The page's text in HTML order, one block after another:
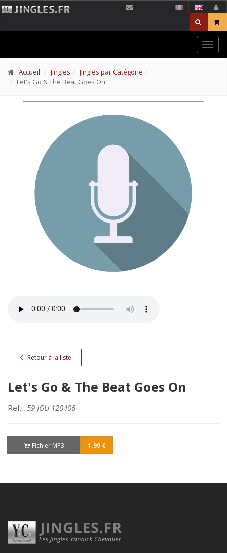
Accueil Jingles
Jingles par Catégorie
Let's Go & The Beat Goes On
Retour à la liste
Let's Go & The Beat Goes On
Ref. : 59 JGU 120406
Fichier MP3 1.99 €